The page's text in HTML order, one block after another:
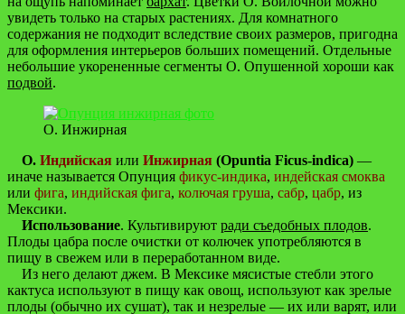
увидеть только на старых растениях. Для комнатного
содержания не подходит вследствие своих размеров, пригодна
для оформления интерьеров больших помещений. Отдельные
небольшие укорененные сегменты О. Опушенной хороши как
подвой.
О. Инжирная
О. Индийская или Инжирная (Opuntia Ficus-indica) —
иначе называется Опунция фикус-индика, индейская смоква
или фига, индийская фига, колючая груша, сабр, цабр, из
Мексики.
Использование. Культивируют ради съедобных плодов.
Плоды цабра после очистки от колючек употребляются в
пищу в свежем или в переработанном виде.
Из него делают джем. В Мексике мясистые стебли этого
кактуса используют в пищу как овощ, используют как зрелые
плоды (обычно их сушат), так и незрелые — их или варят, или